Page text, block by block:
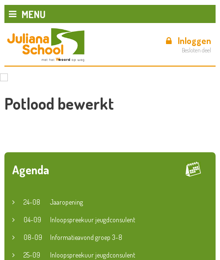
MENU
Inloggen
Besloten deel
Potlood bewerkt
Agenda
24-08 Jaaropening
04-09 Inloopspreekuur jeugdconsulent
08-09 Informatieavond groep 3-8
25-09 Inloopspreekuur jeugdconsulent